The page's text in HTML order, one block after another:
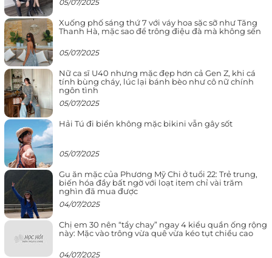
05/07/2025
Xuống phố sáng thứ 7 với váy hoa sặc sỡ như Tăng
Thanh Hà, mặc sao để trông điệu đà mà không sến
05/07/2025
Nữ ca sĩ U40 nhưng mặc đẹp hơn cả Gen Z, khi cá
tính bùng cháy, lúc lại bánh bèo như cô nữ chính
ngôn tình
05/07/2025
Hải Tú đi biển không mặc bikini vẫn gây sốt
05/07/2025
Gu ăn mặc của Phương Mỹ Chi ở tuổi 22: Trẻ trung,
biến hóa đầy bất ngờ với loạt item chỉ vài trăm
nghìn đã mua được
04/07/2025
Chị em 30 nên “tẩy chay” ngay 4 kiểu quần ống rộng
này: Mặc vào trông vừa quê vừa kéo tụt chiều cao
04/07/2025